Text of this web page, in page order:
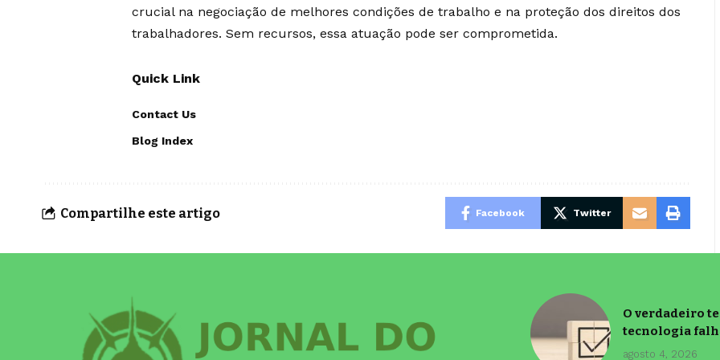
crucial na negociação de melhores condições de trabalho e na proteção dos direitos dos
trabalhadores. Sem recursos, essa atuação pode ser comprometida.
Quick Link
Contact Us
Blog Index
Compartilhe este artigo Facebook Twitter
O verdadeiro
tecnologia
agosto 4, 2026